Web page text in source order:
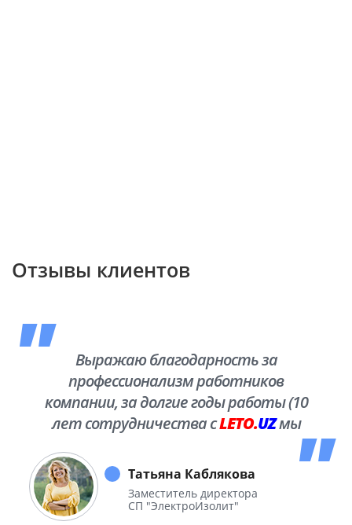
Отзывы клиентов
Выражаю благодарность за
профессионализм работников
компании, за долгие годы работы (10
лет сотрудничества сLETO.UZмы
необъятной Родины.
Татьяна Каблякова
Заместитель директора
СП "ЭлектроИзолит"